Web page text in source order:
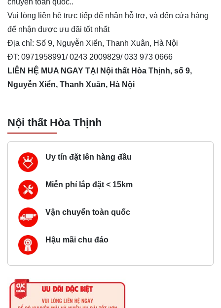
Vui lòng liên hệ trực tiếp để nhận hỗ trợ, và đến cửa hàng
để nhận được ưu đãi tốt nhất
Địa chỉ: Số 9, Nguyễn Xiển, Thanh Xuân, Hà Nội
ĐT: 0971958991/ 0243 2009829/ 033 973 0666
LIÊN HỆ MUA NGAY TẠI
Nội thất Hòa Thịnh, số 9,
Nguyễn Xiển, Thanh Xuân, Hà Nội
Nội thất Hòa Thịnh
Uy tín đặt lên hàng đầu
Miễn phí lắp đặt < 15km
Vận chuyển toàn quốc
Hậu mãi chu đáo